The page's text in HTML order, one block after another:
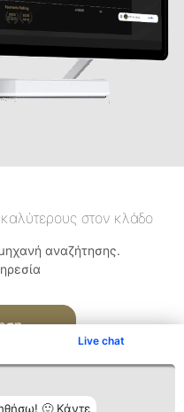
Live chat
🙂 Κάντε
στον κλάδο
αναζήτησης.